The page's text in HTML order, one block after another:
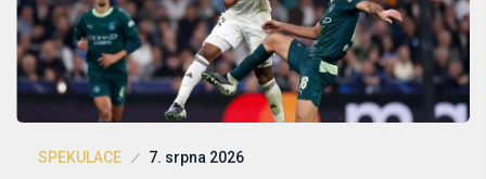
SPEKULACE 7. srpna 2026